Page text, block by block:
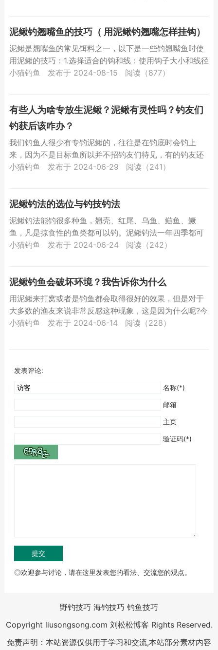
泥鳅钓翘嘴鱼的技巧（ 用泥鳅钓翘嘴怎样挂钩）
泥鳅是翘嘴鱼的常见饵料之一，以下是一些钓翘嘴鱼时使
用泥鳅的技巧：1.选择适合的钩和线：使用钩子大小和线径
要根据翘嘴鱼的大小和水域情况来选择，一般来说，钓翘
小猫钓鱼 发布于 2024-08-15 阅读（877）
有些人为啥专放生泥鳅？泥鳅有灵性吗？钓友们
钓获后该咋办？
我们钓鱼人很少有专钓泥鳅的，往往是在钓底时会钓上
来，因为不是目标鱼所以并不招钓友们待见，有的钓友还
把它归类到小杂鱼范畴中，像对待麦穗、白条一样，摘钩
小猫钓鱼 发布于 2024-06-29 阅读（241）
泥鳅钓法的选位与钓技钓法
泥鳅钓法能钓很多种鱼，翘壳、红尾、乌鱼、鲢鱼、鳜
鱼，凡是掠食性的鱼类都可以钓。泥鳅钓法一年四季都可
以钓，但是钓泥鳅的黄金季节是每年的8、9、10三个
小猫钓鱼 发布于 2024-06-24 阅读（242）
泥鳅钓鱼会破坏环境？我告诉你为什么
用泥鳅来打窝或者是钓鱼都会取得很好的效果，但是对于
大多数的渔友来说非常反感这种现象，这是因为什么呢?今
天就让小编来带领大家来探寻一下到底为什么利用泥鳅来
小猫钓鱼 发布于 2024-06-14 阅读（228）
发表评论:
名称(*)
邮箱
主页
验证码(*)
◎欢迎参与讨论，请在这里发表您的看法、交流您的观点。
野钓技巧 海钓技巧 钓鱼技巧
Copyright liusongsong.com 刘松松博客 Rights Reserved.
免责声明：本站资源仅供用于学习和交流,本站部分素材内容